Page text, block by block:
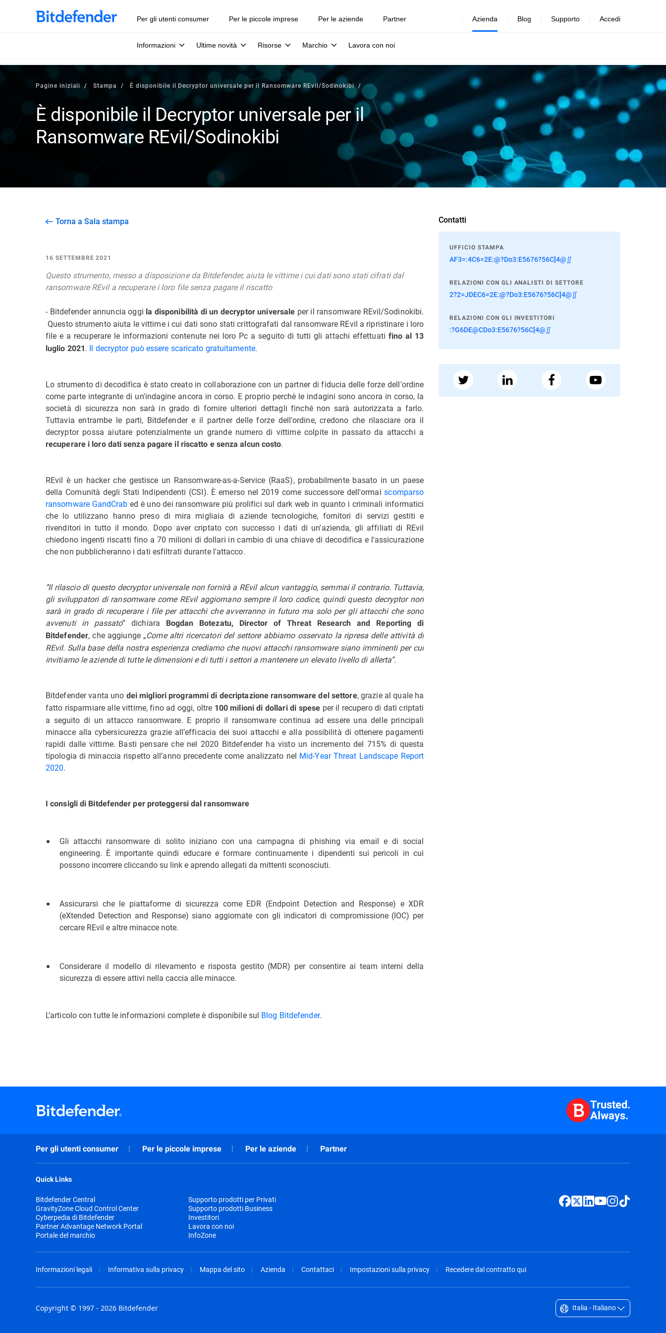
Per gli utenti consumer Per le piccole imprese Per le aziende Partner Azienda
Informazioni Ultime novità Risorse Marchio Lavora con noi
Blog Supporto Accedi
Pagine iniziali Stampa È disponibile il Decryptor universale per il Ransomware REvil/Sodinokibi
È disponibile il Decryptor universale per il
Ransomware REvil/Sodinokibi
Torna a Sala stampa
16 SETTEMBRE 2021
Questo strumento, messo a disposizione da Bitdefender, aiuta le vittime i cui dati sono stati cifrati dal
ransomware REvil a recuperare i loro file senza pagare il riscatto
- Bitdefender annuncia oggi la disponibilità di un decryptor universale per il ransomware REvil/Sodinokibi.
Questo strumento aiuta le vittime i cui dati sono stati crittografati dal ransomware REvil a ripristinare i loro
file e a recuperare le informazioni contenute nei loro Pc a seguito di tutti gli attachi effettuati fino al 13
luglio 2021. Il decryptor può essere scaricato gratuitamente.
Lo strumento di decodifica è stato creato in collaborazione con un partner di fiducia delle forze dell'ordine
come parte integrante di un'indagine ancora in corso. E proprio perchè le indagini sono ancora in corso, la
società di sicurezza non sarà in grado di fornire ulteriori dettagli finché non sarà autorizzata a farlo.
Tuttavia entrambe le parti, Bitdefender e il partner delle forze dell'ordine, credono che rilasciare ora il
decryptor possa aiutare potenzialmente un grande numero di vittime colpite in passato da attacchi a
recuperare i loro dati senza pagare il riscatto e senza alcun costo.
REvil è un hacker che gestisce un Ransomware-as-a-Service (RaaS), probabilmente basato in un paese
della Comunità degli Stati Indipendenti (CSI). È emerso nel 2019 come successore dell'ormaiscomparso
ransomware GandCrab ed è uno dei ransomware più prolifici sul dark web in quanto i criminali informatici
che lo utilizzano hanno preso di mira migliaia di aziende tecnologiche, fornitori di servizi gestiti e
rivenditori in tutto il mondo. Dopo aver criptato con successo i dati di un'azienda, gli affiliati di REvil
chiedono ingenti riscatti fino a 70 milioni di dollari in cambio di una chiave di decodifica e l'assicurazione
che non pubblicheranno i dati esfiltrati durante l'attacco.
’’Il rilascio di questo decryptor universale non fornirà a REvil alcun vantaggio, semmai il contrario. Tuttavia,
gli sviluppatori di ransomware come REvil aggiornano sempre il loro codice, quindi questo decryptor non
sarà in grado di recuperare i file per attacchi che avverranno in futuro ma solo per gli attacchi che sono
avvenuti in passato” dichiara
Bogdan Botezatu, Director of Threat Research and Reporting di
Bitdefender, che aggiunge „Come altri ricercatori del settore abbiamo osservato la ripresa delle attività di
REvil. Sulla base della nostra esperienza crediamo che nuovi attacchi ransomware siano imminenti per cui
invitiamo le aziende di tutte le dimensioni e di tutti i settori a mantenere un elevato livello di allerta”.
Bitdefender vanta uno dei migliori programmi di decriptazione ransomware del settore, grazie al quale ha
fatto risparmiare alle vittime, fino ad oggi, oltre 100 milioni di dollari di spese per il recupero di dati criptati
a seguito di un attacco ransomware. E proprio il ransomware continua ad essere una delle principali
minacce alla cybersicurezza grazie all’efficacia dei suoi attacchi e alla possibilità di ottenere pagamenti
rapidi dalle vittime. Basti pensare che nel 2020 Bitdefender ha visto un incremento del 715% di questa
tipologia di minaccia rispetto all’anno precedente come analizzato nel Mid-Year Threat Landscape Report
2020.
I consigli di Bitdefender per proteggersi dal ransomware
Gli attacchi ransomware di solito iniziano con una campagna di phishing via email e di social
engineering. È importante quindi educare e formare continuamente i dipendenti sui pericoli in cui
possono incorrere cliccando su link e aprendo allegati da mittenti sconosciuti.
Assicurarsi che le piattaforme di sicurezza come EDR (Endpoint Detection and Response) e XDR
(eXtended Detection and Response) siano aggiornate con gli indicatori di compromissione (IOC) per
cercare REvil e altre minacce note.
Considerare il modello di rilevamento e risposta gestito (MDR) per consentire ai team interni della
sicurezza di essere attivi nella caccia alle minacce.
L’articolo con tutte le informazioni complete è disponibile sul Blog Bitdefender.
Contatti
UFFICIO STAMPA
AF3=:4C6=2E:@?Do3:E5676?56C]4@∬
RELAZIONI CON GLI ANALISTI DI SETTORE
2?2=JDEC6=2E:@?Do3:E5676?56C]4@∬
RELAZIONI CON GLI INVESTITORI
:?G6DE@CDo3:E5676?56C]4@∬
Trusted.
Always.
Per gli utenti consumer Per le piccole imprese Per le aziende Partner
Quick Links
Bitdefender Central
GravityZone Cloud Control Center
Cyberpedia di Bitdefender
Partner Advantage Network Portal
Portale del marchio
Supporto prodotti per Privati
Supporto prodotti Business
Investitori
Lavora con noi
InfoZone
Informazioni legali Informativa sulla privacy Mappa del sito Azienda Contattaci Impostazioni sulla privacy Recedere dal contratto qui
Copyright © 1997 - 2026 Bitdefender Italia - Italiano